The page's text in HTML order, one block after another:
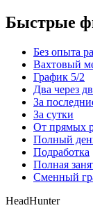
Быстрые
Без опыта
Вахтовый
График 5/2
Два через
За
За сутки
От прямых
Полный
Подработка
Полная
Сменный
HeadHunter